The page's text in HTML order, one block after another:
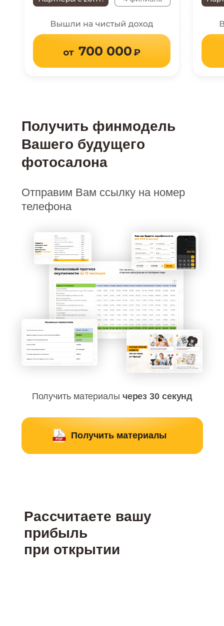
Получить материалы
Получить финмодель
Вашего будущего
фотосалона
Отправим Вам ссылку на номер
телефона
Получить материалы через 30 секунд
Рассчитаете вашу
прибыль
при открытии